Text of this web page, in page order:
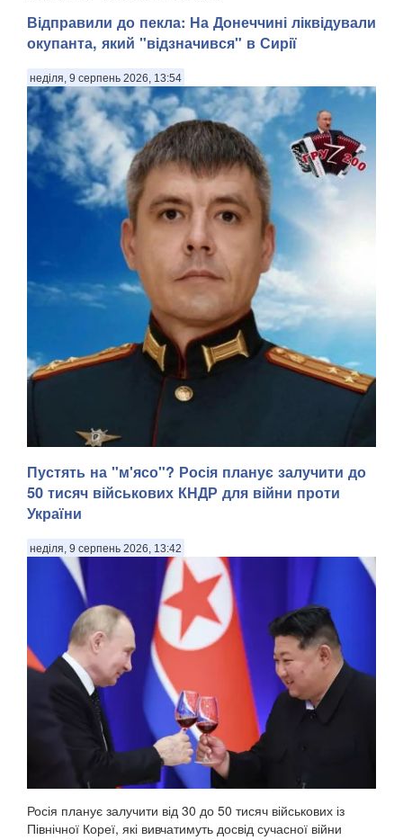
Відправили до пекла: На Донеччині ліквідували
окупанта, який "відзначився" в Сирії
неділя, 9 серпень 2026, 13:54
У Донецькій області українська армія ліквідувала
російського офіцера, полковника ЗС РФ Сергія Хвалова.
Ворожий військовий раніше двічі служив у Сирії, сприяючи
диктаторському режиму Башара Асада, передають
Патріоти України. Про це повідомив військовосл...
Пустять на "м'ясо"? Росія планує залучити до
50 тисяч військових КНДР для війни проти
України
неділя, 9 серпень 2026, 13:42
Росія планує залучити від 30 до 50 тисяч військових із
Північної Кореї, які вивчатимуть досвід сучасної війни